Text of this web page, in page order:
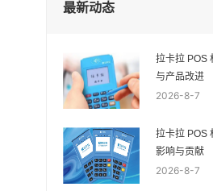
最新动态
拉卡拉 POS
与产品改进
2026-8-7
拉卡拉 POS
影响与贡献
2026-8-7